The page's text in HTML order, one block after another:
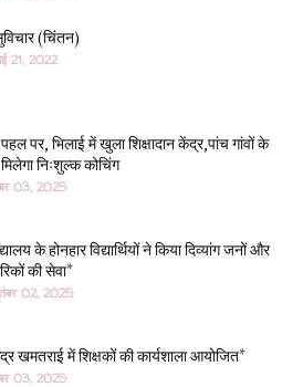
(चिंतन)
21, 2022
पर, भिलाई में खुला शिक्षादान केंद्र,पांच गांवों के
निःशुल्क कोचिंग
03, 2025
के होनहार विद्यार्थियों ने किया दिव्यांग जनों और
की सेवा*
02, 2025
खमतराई में शिक्षकों की कार्यशाला आयोजित*
03, 2025